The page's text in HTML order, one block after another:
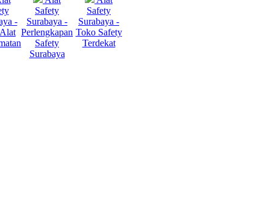
-
Safety
Surabaya -
Perlengkapan
Safety
Surabaya
Safety
Surabaya -
Toko Safety
Terdekat